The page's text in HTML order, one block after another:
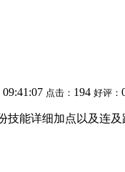
09:41:07 点击： 194 好评：
能详细加点以及连